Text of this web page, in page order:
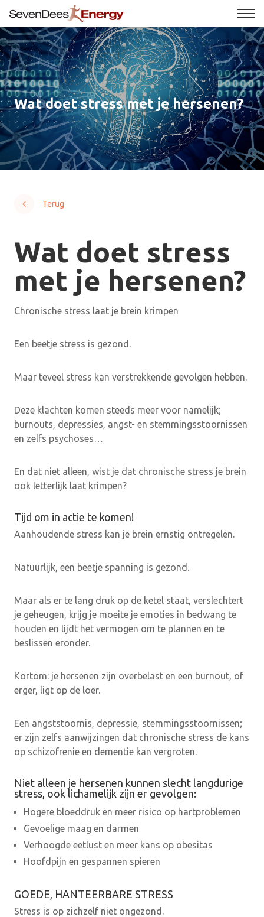
Wat doet stress met je hersenen?
Terug
Wat doet stress
met je hersenen?
Chronische stress laat je brein krimpen
Een beetje stress is gezond.
Maar teveel stress kan verstrekkende gevolgen hebben.
Deze klachten komen steeds meer voor namelijk;
burnouts, depressies, angst- en stemmingsstoornissen
en zelfs psychoses…
En dat niet alleen, wist je dat chronische stress je brein
ook letterlijk laat krimpen?
Tijd om in actie te komen!
Aanhoudende stress kan je brein ernstig ontregelen.
Natuurlijk, een beetje spanning is gezond.
Maar als er te lang druk op de ketel staat, verslechtert
je geheugen, krijg je moeite je emoties in bedwang te
houden en lijdt het vermogen om te plannen en te
beslissen eronder.
Kortom: je hersenen zijn overbelast en een burnout, of
erger, ligt op de loer.
Een angststoornis, depressie, stemmingsstoornissen;
er zijn zelfs aanwijzingen dat chronische stress de kans
op schizofrenie en dementie kan vergroten.
Niet alleen je hersenen kunnen slecht langdurige
stress, ook lichamelijk zijn er gevolgen:
Hogere bloeddruk en meer risico op hartproblemen
Gevoelige maag en darmen
Verhoogde eetlust en meer kans op obesitas
Hoofdpijn en gespannen spieren
GOEDE, HANTEERBARE STRESS
Stress is op zichzelf niet ongezond.